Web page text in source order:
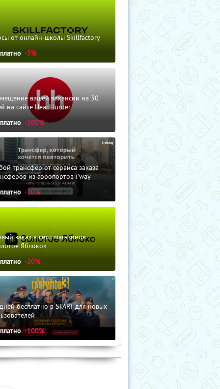
от онлайн-школы Skillfactory
-5%
вашей вакансии на 30
на сайте HeadHunter
-100%
трансфер от сервиса заказа
из аэропортов i'way
-10%
заказ в сети магазинов
Яблоко»
-20%
бесплатно в START для новых
-100%